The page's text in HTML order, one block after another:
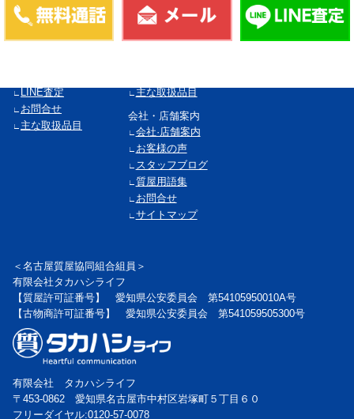
初めての方へ
質預りの流れ
よくある質問
LINE査定
お問合せ
主な取扱品目
宅配買取について
メール査定
LINE査定
主な取扱品目
会社・店舗案内
会社·店舗案内
お客様の声
スタッフブログ
質屋用語集
お問合せ
サイトマップ
ー
サイトポリシー
＜名古屋質屋協同組合組員＞
有限会社タカハシライフ
【質屋許可証番号】 愛知県公安委員会 第54105950010A号
【古物商許可証番号】 愛知県公安委員会 第541059505300号
有限会社 タカハシライフ
〒453-0862 愛知県名古屋市中村区岩塚町５丁目６０
フリーダイヤル:0120-57-0078